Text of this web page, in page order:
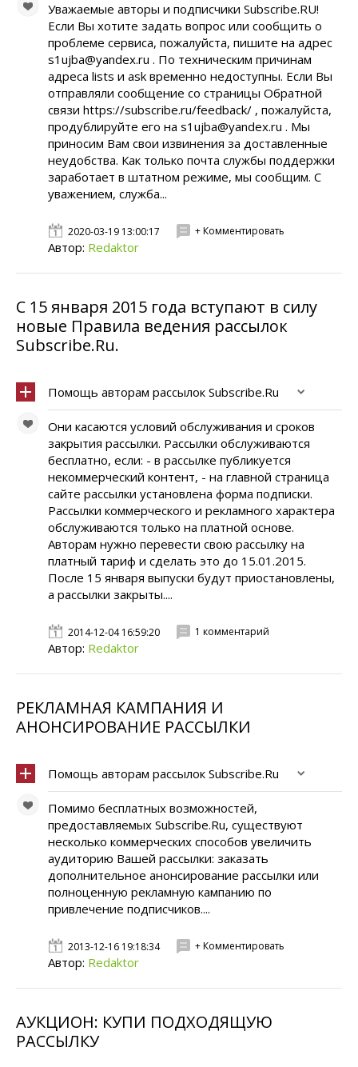
Уважаемые авторы и подписчики Subscribe.RU!
Если Вы хотите задать вопрос или сообщить о
проблеме сервиса, пожалуйста, пишите на адрес
s1ujba@yandex.ru . По техническим причинам
адреса lists и ask временно недоступны. Если Вы
отправляли сообщение со страницы Обратной
связи https://subscribe.ru/feedback/ , пожалуйста,
продублируйте его на s1ujba@yandex.ru . Мы
приносим Вам свои извинения за доставленные
неудобства. Как только почта службы поддержки
заработает в штатном режиме, мы сообщим. С
уважением, служба...
2020-03-19 13:00:17 + Комментировать
Автор: Redaktor
С 15 января 2015 года вступают в силу
новые Правила ведения рассылок
Subscribe.Ru.
Помощь авторам рассылок Subscribe.Ru
Они касаются условий обслуживания и сроков
закрытия рассылки. Рассылки обслуживаются
бесплатно, если: - в рассылке публикуется
некоммерческий контент, - на главной страница
сайте рассылки установлена форма подписки.
Рассылки коммерческого и рекламного характера
обслуживаются только на платной основе.
Авторам нужно перевести свою рассылку на
платный тариф и сделать это до 15.01.2015.
После 15 января выпуски будут приостановлены,
а рассылки закрыты....
2014-12-04 16:59:20 1 комментарий
Автор: Redaktor
РЕКЛАМНАЯ КАМПАНИЯ И
АНОНСИРОВАНИЕ РАССЫЛКИ
Помощь авторам рассылок Subscribe.Ru
Помимо бесплатных возможностей,
предоставляемых Subscribe.Ru, существуют
несколько коммерческих способов увеличить
аудиторию Вашей рассылки: заказать
дополнительное анонсирование рассылки или
полноценную рекламную кампанию по
привлечение подписчиков....
2013-12-16 19:18:34 + Комментировать
Автор: Redaktor
АУКЦИОН: КУПИ ПОДХОДЯЩУЮ
РАССЫЛКУ